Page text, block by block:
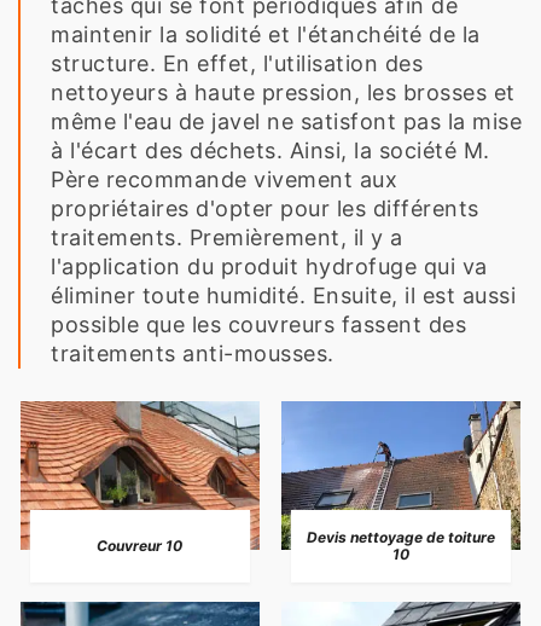
tâches qui se font périodiques afin de
maintenir la solidité et l'étanchéité de la
structure. En effet, l'utilisation des
nettoyeurs à haute pression, les brosses et
même l'eau de javel ne satisfont pas la mise
à l'écart des déchets. Ainsi, la société M.
Père recommande vivement aux
propriétaires d'opter pour les différents
traitements. Premièrement, il y a
l'application du produit hydrofuge qui va
éliminer toute humidité. Ensuite, il est aussi
possible que les couvreurs fassent des
traitements anti-mousses.
Couvreur 10
Devis nettoyage de toiture
10